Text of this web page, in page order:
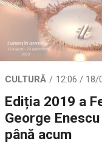
CULTURĂ 12:06 / 18/
Ediția 2019 a
George
până acum